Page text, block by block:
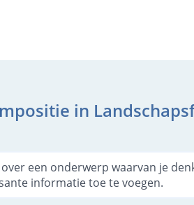
in
een onderwerp waarvan je
informatie toe te voegen.